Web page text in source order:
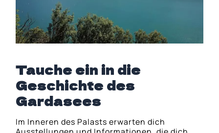
Tauche ein in die
Geschichte des
Gardasees
Im Inneren des Palasts erwarten dich